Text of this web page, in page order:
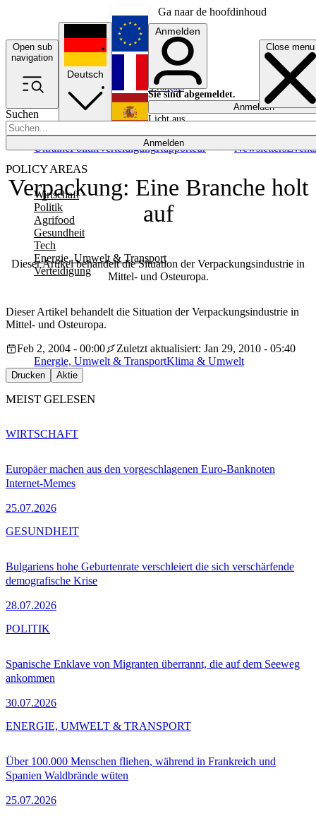
Ga naar de hoofdinhoud
Open sub
navigation
Close menu
Suchen
Anmelden
POLICY AREAS
Wirtschaft
Politik
Agrifood
Gesundheit
Tech
Energie, Umwelt & Transport
Verteidigung
UkrainePolitikVerteidigungRapporteur NewslettersEvents
Deutsch
English
Français
Anmelden
Sie sind abgemeldet.
Anmelden
Licht aus
Verpackung: Eine Branche holt
auf
Dieser Artikel behandelt die Situation der Verpackungsindustrie in
Mittel- und Osteuropa.
Dieser Artikel behandelt die Situation der Verpackungsindustrie in
Mittel- und Osteuropa.
Feb 2, 2004 - 00:00
Zuletzt aktualisiert: Jan 29, 2010 - 05:40
Energie, Umwelt & TransportKlima & Umwelt
Drucken Aktie
MEIST GELESEN
Europäer machen aus den vorgeschlagenen Euro-Banknoten
Internet-Memes
25.07.2026
WIRTSCHAFT
Bulgariens hohe Geburtenrate verschleiert die sich verschärfende
demografische Krise
28.07.2026
GESUNDHEIT
Spanische Enklave von Migranten überrannt, die auf dem Seeweg
ankommen
30.07.2026
POLITIK
Über 100.000 Menschen fliehen, während in Frankreich und
Spanien Waldbrände wüten
25.07.2026
ENERGIE, UMWELT & TRANSPORT